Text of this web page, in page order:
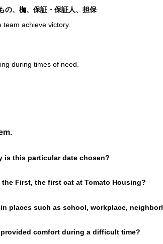
の、枷、保証・保証人、担保
achieve victory.
during times of need.
is this particular date chosen?
First, the first cat at Tomato Housing?
places such as school, workplace,
comfort during a difficult time?